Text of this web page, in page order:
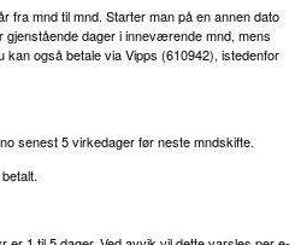
fra mnd til mnd. Starter man på en annen dato
gjenstående dager i inneværende mnd, mens
også betale via Vipps (610942), istedenfor
senest 5 virkedager før neste mndskifte.